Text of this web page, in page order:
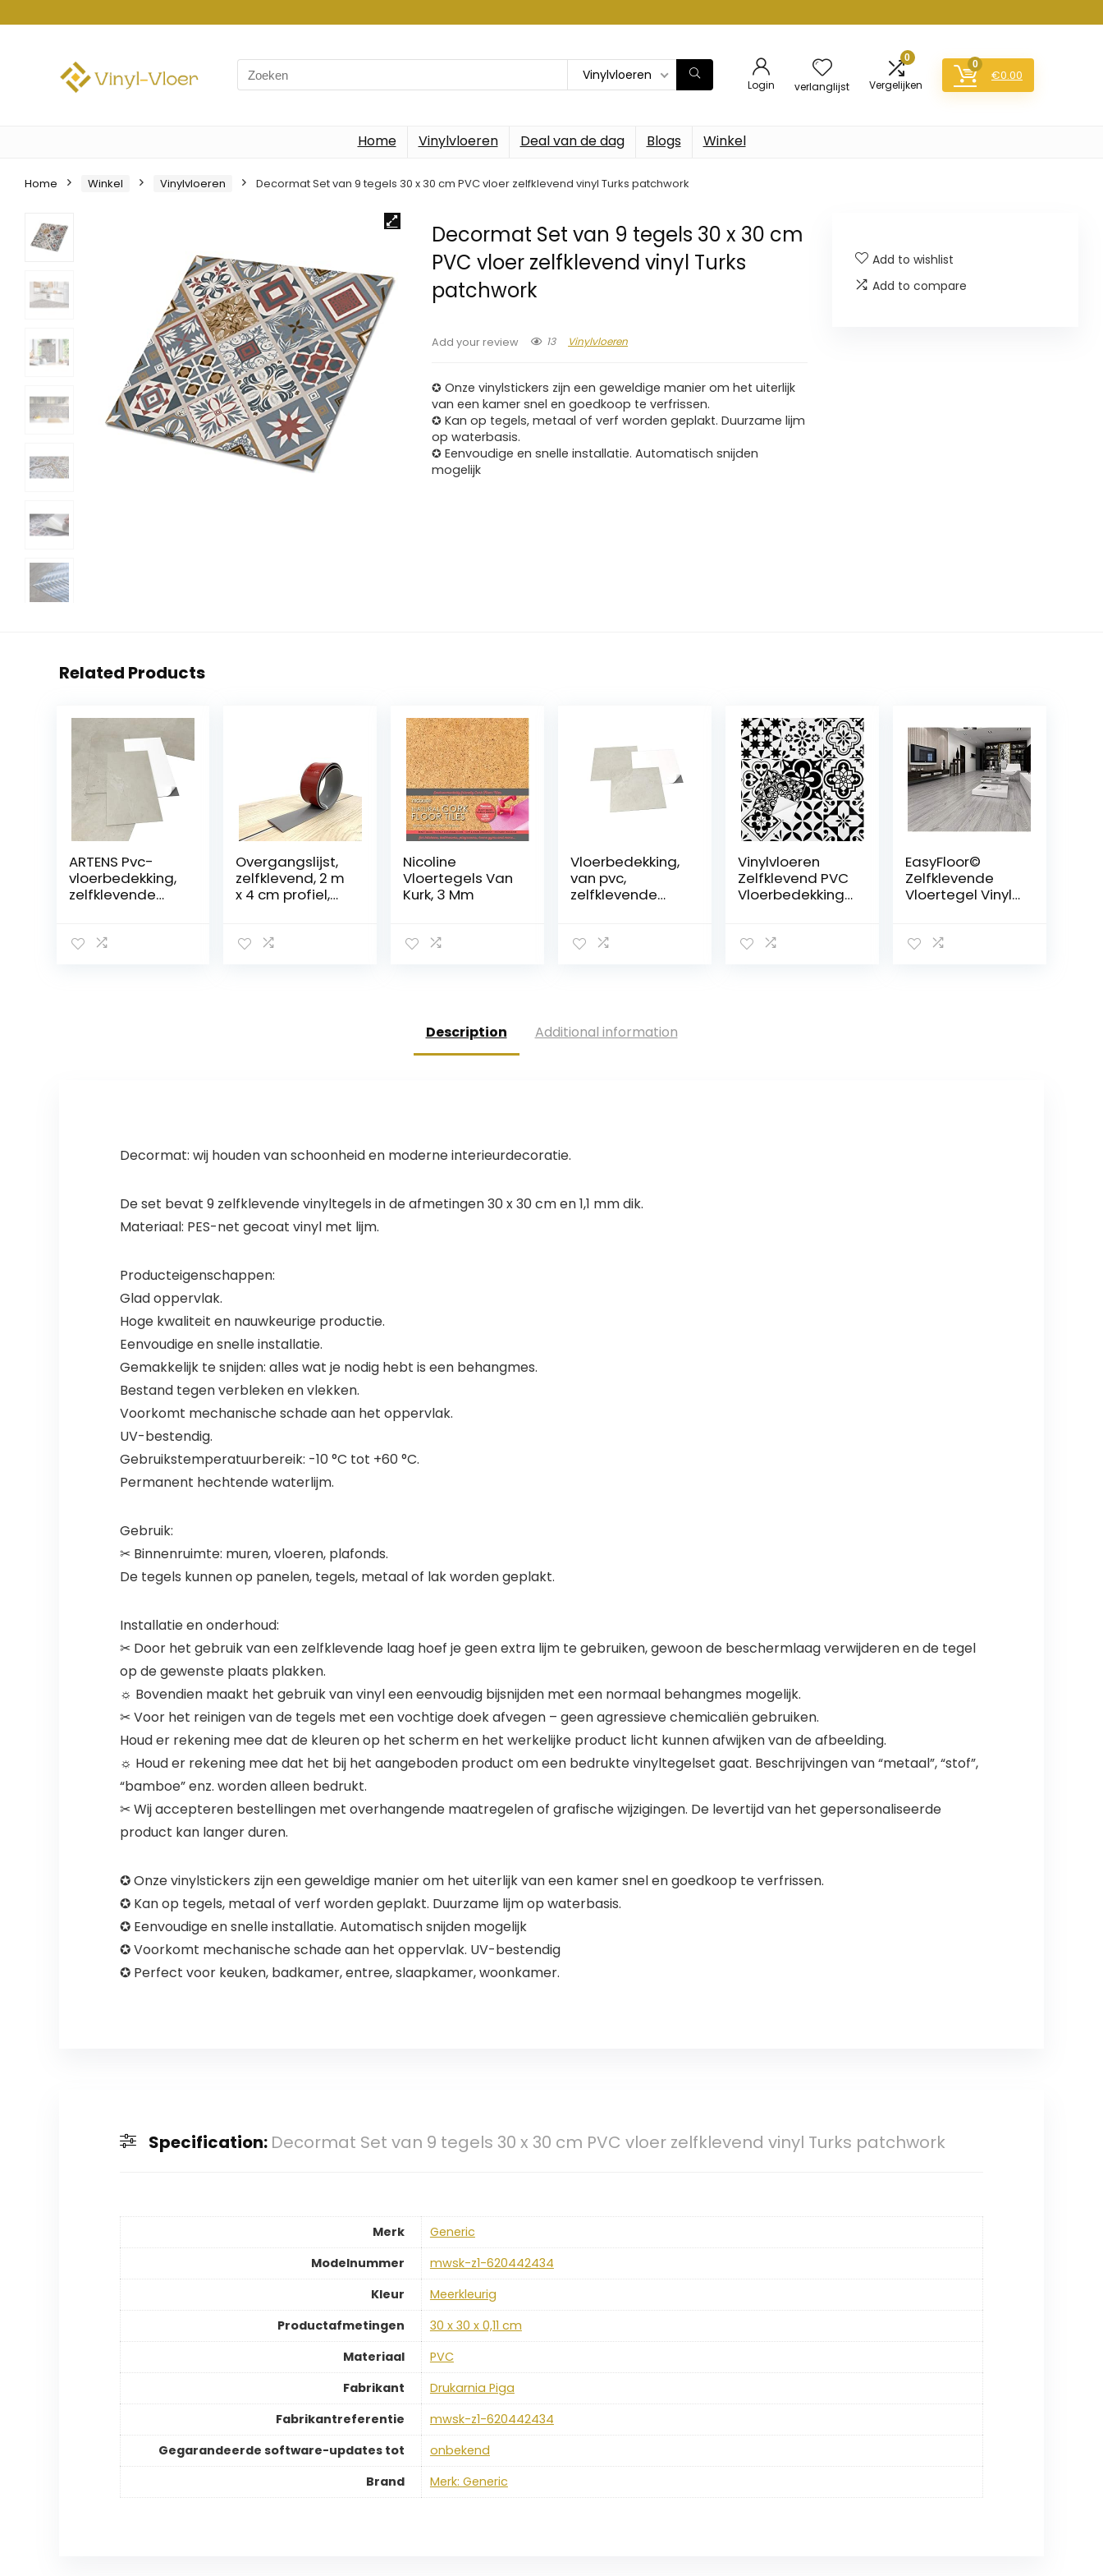
Search
for:
Vinylvloeren
Login verlanglijst
0
Vergelijken
0
€0.00
Home Vinylvloeren Deal van de dag Blogs Winkel
Home Winkel Vinylvloeren Decormat Set van 9 tegels 30 x 30 cm PVC vloer zelfklevend vinyl Turks patchwork
Decormat Set van 9 tegels 30 x 30 cm
PVC vloer zelfklevend vinyl Turks
patchwork
Add your review 13 Vinylvloeren
✪ Onze vinylstickers zijn een geweldige manier om het uiterlijk
van een kamer snel en goedkoop te verfrissen.
✪ Kan op tegels, metaal of verf worden geplakt. Duurzame lijm
op waterbasis.
✪ Eenvoudige en snelle installatie. Automatisch snijden
mogelijk
Add to wishlist
Add to compare
Related Products
ARTENS Pvc-
vloerbedekking,
zelfklevende
mm, 2,23 m²/12
Overgangslijst,
zelfklevend, 2 m
x 4 cm profiel,
vloerbedekking,
Nicoline
Vloertegels Van
Kurk, 3 Mm
Vloerbedekking,
van pvc,
zelfklevende
grijs/beige, 2,05
Vinylvloeren
Zelfklevend PVC
Vloerbedekking
Slaapkamer
EasyFloor©
Zelfklevende
Vloertegel Vinyl
Hout Effect Peel
Description Additional information
Decormat: wij houden van schoonheid en moderne interieurdecoratie.
De set bevat 9 zelfklevende vinyltegels in de afmetingen 30 x 30 cm en 1,1 mm dik.
Materiaal: PES-net gecoat vinyl met lijm.
Producteigenschappen:
Glad oppervlak.
Hoge kwaliteit en nauwkeurige productie.
Eenvoudige en snelle installatie.
Gemakkelijk te snijden: alles wat je nodig hebt is een behangmes.
Bestand tegen verbleken en vlekken.
Voorkomt mechanische schade aan het oppervlak.
UV-bestendig.
Gebruikstemperatuurbereik: -10 °C tot +60 °C.
Permanent hechtende waterlijm.
Gebruik:
✂ Binnenruimte: muren, vloeren, plafonds.
De tegels kunnen op panelen, tegels, metaal of lak worden geplakt.
Installatie en onderhoud:
✂ Door het gebruik van een zelfklevende laag hoef je geen extra lijm te gebruiken, gewoon de beschermlaag verwijderen en de tegel
op de gewenste plaats plakken.
☼ Bovendien maakt het gebruik van vinyl een eenvoudig bijsnijden met een normaal behangmes mogelijk.
✂ Voor het reinigen van de tegels met een vochtige doek afvegen – geen agressieve chemicaliën gebruiken.
Houd er rekening mee dat de kleuren op het scherm en het werkelijke product licht kunnen afwijken van de afbeelding.
☼ Houd er rekening mee dat het bij het aangeboden product om een bedrukte vinyltegelset gaat. Beschrijvingen van “metaal”, “stof”,
“bamboe” enz. worden alleen bedrukt.
✂ Wij accepteren bestellingen met overhangende maatregelen of grafische wijzigingen. De levertijd van het gepersonaliseerde
product kan langer duren.
✪ Onze vinylstickers zijn een geweldige manier om het uiterlijk van een kamer snel en goedkoop te verfrissen.
✪ Kan op tegels, metaal of verf worden geplakt. Duurzame lijm op waterbasis.
✪ Eenvoudige en snelle installatie. Automatisch snijden mogelijk
✪ Voorkomt mechanische schade aan het oppervlak. UV-bestendig
✪ Perfect voor keuken, badkamer, entree, slaapkamer, woonkamer.
Specification: Decormat Set van 9 tegels 30 x 30 cm PVC vloer zelfklevend vinyl Turks patchwork
Merk
‎Generic
Modelnummer
‎mwsk-z1-620442434
Kleur
‎Meerkleurig
Productafmetingen
‎30 x 30 x 0,11 cm
Materiaal
‎PVC
Fabrikant
‎Drukarnia Piga
Fabrikantreferentie
‎mwsk-z1-620442434
Gegarandeerde software-updates tot
‎onbekend
Brand
Merk: Generic